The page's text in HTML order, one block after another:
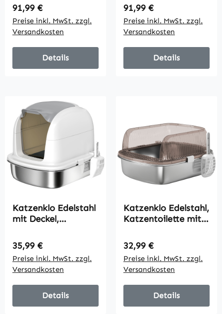
und Mehrere Katzen
mit Doppeltüren
Schaufel Pedal Anti-
Leck
Regulärer Preis:
91,99 €
Preise inkl. MwSt. zzgl.
Versandkosten
Details
und Mehrere Katzen
mit Doppeltüren
Schaufel Pedal Anti-
Leck
Regulärer Preis:
91,99 €
Preise inkl. MwSt. zzgl.
Versandkosten
Details
Katzenklo Edelstahl
mit Deckel,
Wanne,
Streuschaufel, für
Katze unter 5 kg,
52,4 x 41,3 x 42 cm,
Weiß
Regulärer Preis:
35,99 €
Preise inkl. MwSt. zzgl.
Versandkosten
Details
Katzenklo Edelstahl,
Katzentoilette mit
Wanne, inklusive
Schaufel, für große
Katzen,
53x42x27cm,
Kohlegrau
Regulärer Preis:
32,99 €
Preise inkl. MwSt. zzgl.
Versandkosten
Details